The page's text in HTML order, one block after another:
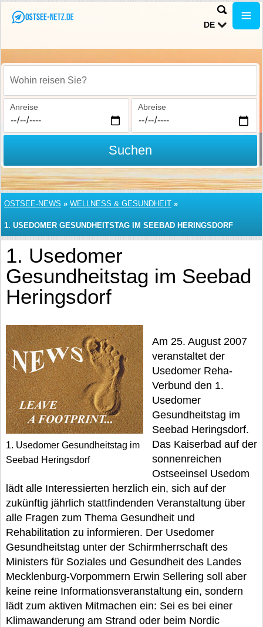
DE
Wohin reisen Sie?
Anreise Abreise
Suchen
OSTSEE-NEWS » WELLNESS & GESUNDHEIT »
1. USEDOMER GESUNDHEITSTAG IM SEEBAD HERINGSDORF
1. Usedomer
Gesundheitstag im Seebad
Heringsdorf
1. Usedomer Gesundheitstag im
Seebad Heringsdorf
Am 25. August 2007
veranstaltet der
Usedomer Reha-
Verbund den 1.
Usedomer
Gesundheitstag im
Seebad Heringsdorf.
Das Kaiserbad auf der
sonnenreichen
Ostseeinsel Usedom
lädt alle Interessierten herzlich ein, sich auf der
zukünftig jährlich stattfindenden Veranstaltung über
alle Fragen zum Thema Gesundheit und
Rehabilitation zu informieren. Der Usedomer
Gesundheitstag unter der Schirmherrschaft des
Ministers für Soziales und Gesundheit des Landes
Mecklenburg-Vorpommern Erwin Sellering soll aber
keine reine Informationsveranstaltung ein, sondern
lädt zum aktiven Mitmachen ein: Sei es bei einer
Klimawanderung am Strand oder beim Nordic